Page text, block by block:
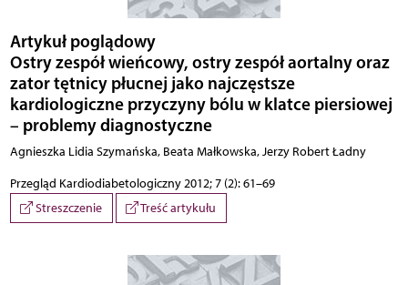
Artykuł poglądowy
Ostry zespół wieńcowy, ostry zespół aortalny oraz
zator tętnicy płucnej jako najczęstsze
kardiologiczne przyczyny bólu w klatce piersiowej
– problemy diagnostyczne
Agnieszka Lidia Szymańska, Beata Małkowska, Jerzy Robert Ładny
Przegląd Kardiodiabetologiczny 2012; 7 (2): 61–69
Streszczenie
Treść artykułu